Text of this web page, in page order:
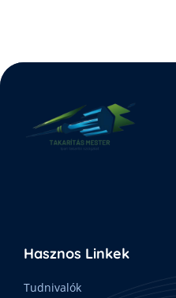
Hasznos Linkek
Tudnivalók